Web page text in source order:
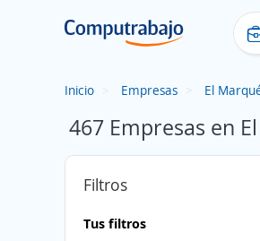
Inicio Empresas El
467 Empresas en
Filtros
Tus filtros